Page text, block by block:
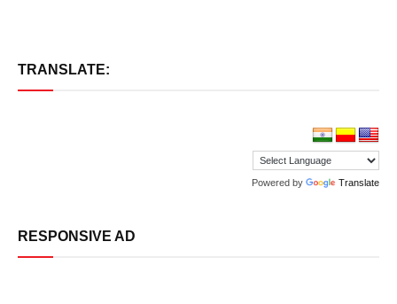
TRANSLATE:
Powered by Translate
RESPONSIVE AD